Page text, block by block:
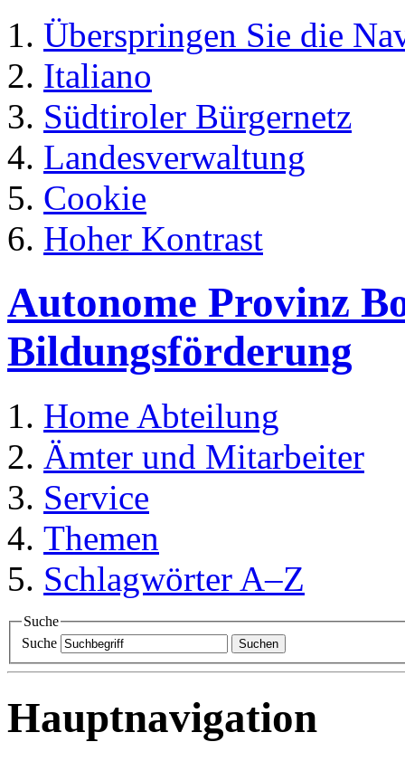
Überspringen Sie die
Italiano
Südtiroler Bürgernetz
Landesverwaltung
Cookie
Hoher Kontrast
Autonome Provinz
Bildungsförderung
Home Abteilung
Ämter und Mitarbeiter
Service
Themen
Schlagwörter A–Z
Suche
Suche
Suchen
Hauptnavigation